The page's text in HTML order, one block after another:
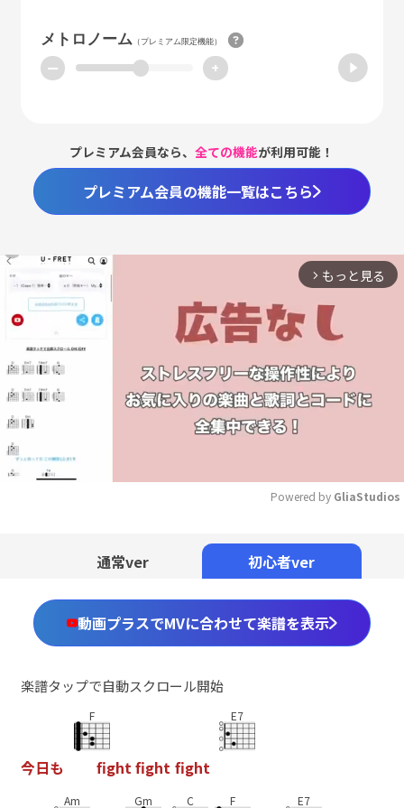
メトロノーム（プレミアム限定機能）
ー +
プレミアム会員なら、全ての機能が利用可能！
プレミアム会員の機能一覧はこちら
arrow_forward_ios もっと見る
Powered by GliaStudios
通常ver 初心者ver
動画プラスでMVに合わせて楽譜を表示
楽譜タップで自動スクロール開始
今日も
F
fghtfght fght
E7
Am Gm C F E7